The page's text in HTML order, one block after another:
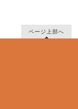
ページ上部へ